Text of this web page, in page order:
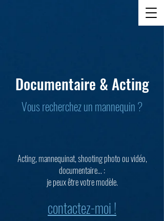
Documentaire & Acting
Vous recherchez un mannequin ?
Acting, mannequinat, shooting photo ou vidéo,
documentaire… :
je peux être votre modèle.
contactez-moi !